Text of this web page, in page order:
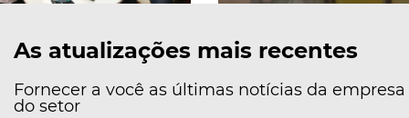
As atualizações mais recentes
Fornecer a você as últimas notícias da empresa
do setor